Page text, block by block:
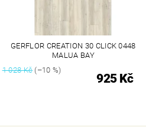
GERFLOR CREATION 30 CLICK 0448
MALUA BAY
1 028 Kč(–10 %)
925 Kč